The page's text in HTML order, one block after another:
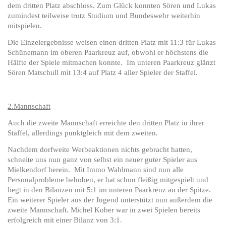
dem dritten Platz abschloss. Zum Glück konnten Sören und Lukas
zumindest teilweise trotz Studium und Bundeswehr weiterhin
mitspielen.
Die Einzelergebnisse weisen einen dritten Platz mit 11:3 für Lukas
Schünemann im oberen Paarkreuz auf, obwohl er höchstens die
Hälfte der Spiele mitmachen konnte. Im unteren Paarkreuz glänzt
Sören Matschull mit 13:4 auf Platz 4 aller Spieler der Staffel.
2.Mannschaft
Auch die zweite Mannschaft erreichte den dritten Platz in ihrer
Staffel, allerdings punktgleich mit dem zweiten.
Nachdem dorfweite Werbeaktionen nichts gebracht hatten,
schneite uns nun ganz von selbst ein neuer guter Spieler aus
Mielkendorf herein. Mit Immo Wahlmann sind nun alle
Personalprobleme behoben, er hat schon fleißig mitgespielt und
liegt in den Bilanzen mit 5:1 im unteren Paarkreuz an der Spitze.
Ein weiterer Spieler aus der Jugend unterstützt nun außerdem die
zweite Mannschaft. Michel Kober war in zwei Spielen bereits
erfolgreich mit einer Bilanz von 3:1.